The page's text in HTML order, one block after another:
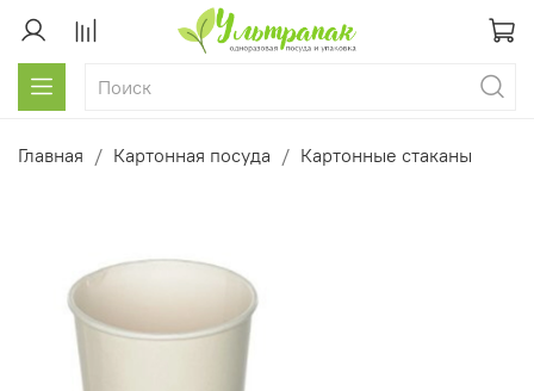
Главная Картонная посуда Картонные стаканы